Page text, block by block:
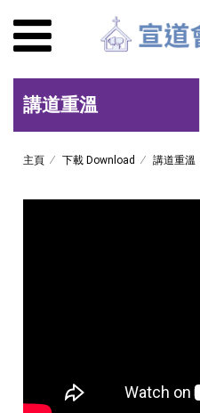
講道重溫
主頁 下載 Download 講道重溫